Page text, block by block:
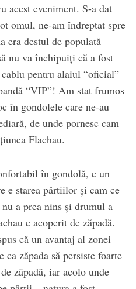
acest eveniment. S-a dat
omul, ne-am îndreptat spre
era destul de populată
nu va închipuiţi că a fost
pentru alaiul “oficial”
“VIP”! Am stat frumos
în gondolele care ­ne-au
de unde pornesc cam
Flachau.
în gondolă, e un
e starea pârtiilor şi cam ce
a prea nins şi drumul a
e acoperit de zăpadă.
că un avantaj al zonei
zăpada să persiste foarte
zăpadă, iar acolo unde